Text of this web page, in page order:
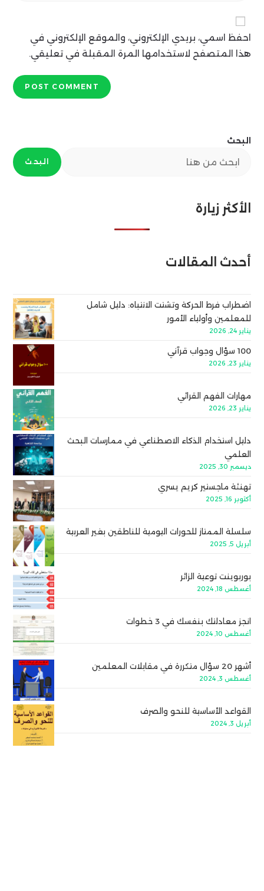
comment
address
to
comment
احفظ اسمي، بريدي الإلكتروني، والموقع الإلكتروني في
هذا المتصفح لاستخدامها المرة المقبلة في تعليقي.
البحث
البحث
الأكثر زيارة
أحدث المقالات
اضطراب فرط الحركة وتشتت الانتباه: دليل شامل
للمعلمين وأولياء الأمور
يناير 24, 2026
100 سؤال وجواب قرآني
يناير 23, 2026
مهارات الفهم القرائي
يناير 23, 2026
دليل استخدام الذكاء الاصطناعي في ممارسات البحث
العلمي
ديسمبر 30, 2025
تهنئة ماجستير كريم يسري
أكتوبر 16, 2025
سلسلة الممتاز للحورات اليومية للناطقين بغير العربية
أبريل 5, 2025
بوربوينت توعية الزائر
أغسطس 18, 2024
انجز معادلتك بنفسك في 3 خطوات
أغسطس 10, 2024
أشهر 20 سؤال متكررة في مقابلات المعلمين
أغسطس 3, 2024
القواعد الأساسية للنحو والصرف
أبريل 3, 2024